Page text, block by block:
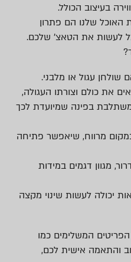
בעיצוב הכולל.
האוכל שלנו הם פתרון
לעשות את הטאצ׳ שלכם.
עגול או מלבני.
את כולם וצורתו העגולה,
בפינה שמיועדת לכך
מרווח, שיאפשר פתיחה
מגוון דגמים במידות
יכולה לעשות שינוי מקצה
המשלימים כמו
והתאמה אישית לכם,